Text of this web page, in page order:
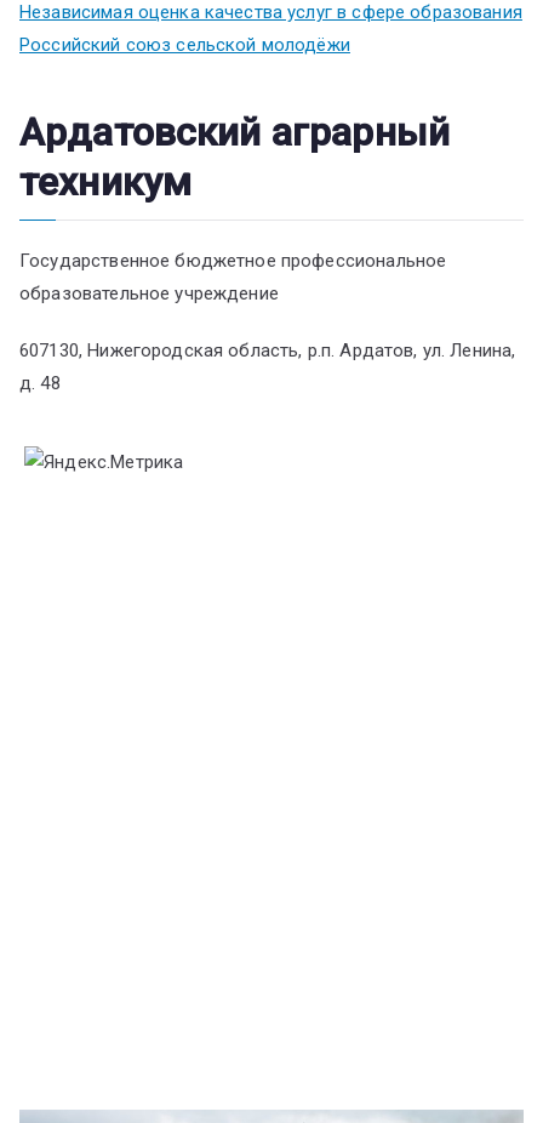
Независимая оценка качества услуг в сфере образования
Российский союз сельской молодёжи
Ардатовский аграрный
техникум
Государственное бюджетное профессиональное
образовательное учреждение
607130, Нижегородская область, р.п. Ардатов, ул. Ленина,
д. 48